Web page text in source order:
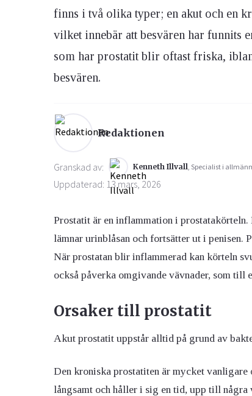
Ögon & Öron
Övervikt
finns i två olika typer; en akut och en
vilket innebär att besvären har funnits
som har prostatit blir oftast friska,
besvären.
Redaktionen
Granskad av: Kenneth Illvall, Specialist i
Uppdaterad: 13 mars, 2026
Prostatit är en inflammation i
lämnar urinblåsan och fortsätter ut i penisen.
När prostatan blir inflammerad kan körteln
också påverka omgivande vävnader, som till
Orsaker till prostatit
Akut prostatit uppstår alltid på grund av
Den kroniska prostatiten är mycket vanligare
långsamt och håller i sig en tid, upp till några